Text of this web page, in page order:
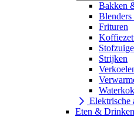
Bakken
Frituren
Strijken
Elektrische
Eten & Drinken